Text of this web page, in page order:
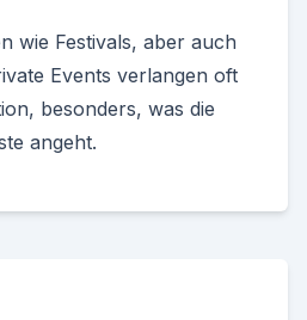
wie Festivals, aber auch
Events verlangen oft
besonders, was die
angeht.